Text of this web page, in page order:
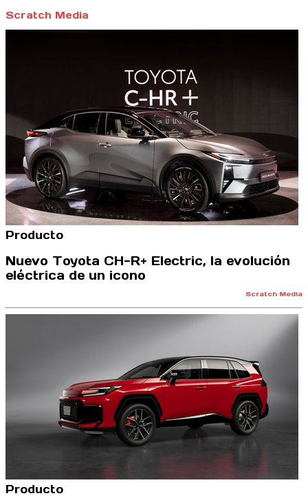
Scratch Media
Producto
Nuevo Toyota CH-R+ Electric, la evolución
eléctrica de un icono
Scratch Media
Producto